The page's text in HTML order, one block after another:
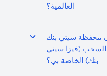
العالمية؟
محفظة سيتي بنك
السحب (فيزا سيتي
بنك) الخاصة بي؟